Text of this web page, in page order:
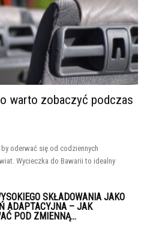
warto zobaczyć podczas
oderwać się od codziennych
Wycieczka do Bawarii to idealny
SKŁADOWANIA JAKO
ADAPTACYJNA – JAK
POD ZMIENNĄ...